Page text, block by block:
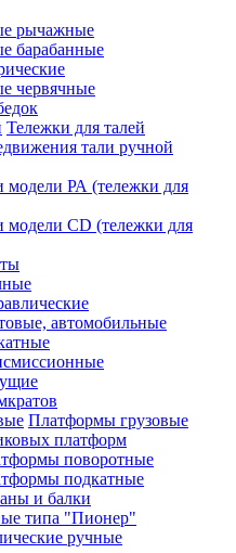
рычажные
барабанные
червячные
Тележки для талей
тали ручной
модели РА (тележки для
модели CD (тележки для
автомобильные
Платформы грузовые
платформ
поворотные
подкатные
и балки
типа "Пионер"
ручные